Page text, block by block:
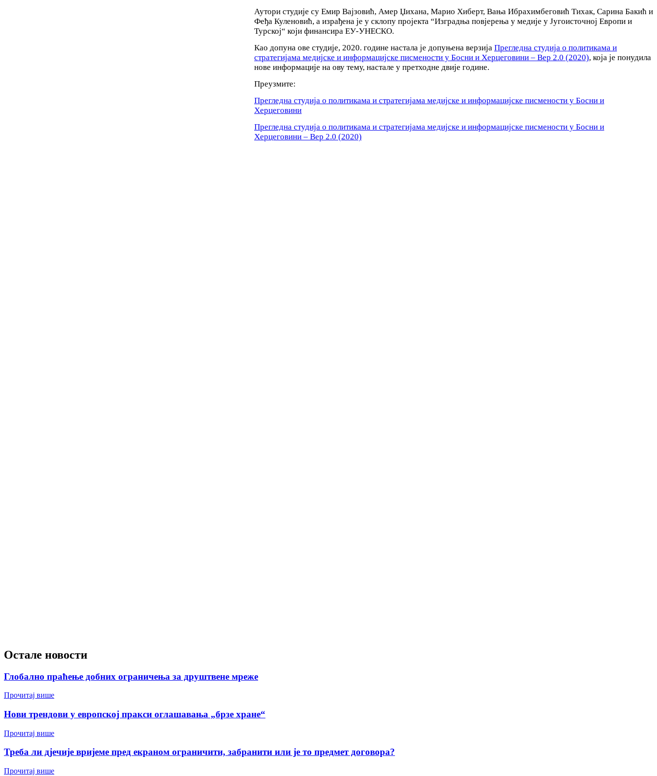
Аутори студије су Емир Вајзовић, Амер Џихана, Марио Хиберт, Вања Ибрахимбеговић Тихак, Сарина Бакић и
Феђа Куленовић, а израђена је у склопу пројекта “Изградња повјерења у медије у Југоисточној Европи и
Турској“ који финансира ЕУ-УНЕСКО.
Као допуна ове студије, 2020. године настала је допуњена верзија Прегледна студија о политикама и
стратегијама медијске и информацијске писмености у Босни и Херцеговини – Вер 2.0 (2020), која је понудила
нове информације на ову тему, настале у претходне двије године.
Преузмите:
Прегледна студија о политикама и стратегијама медијске и информацијске писмености у Босни и
Херцеговини
Прегледна студија о политикама и стратегијама медијске и информацијске писмености у Босни и
Херцеговини – Вер 2.0 (2020)
Остале новости
Глобално праћење добних ограничења за друштвене мреже
Прочитај више
Нови трендови у европској пракси оглашавања „брзе хране“
Прочитај више
Треба ли дјечије вријеме пред екраном ограничити, забранити или је то предмет договора?
Прочитај више